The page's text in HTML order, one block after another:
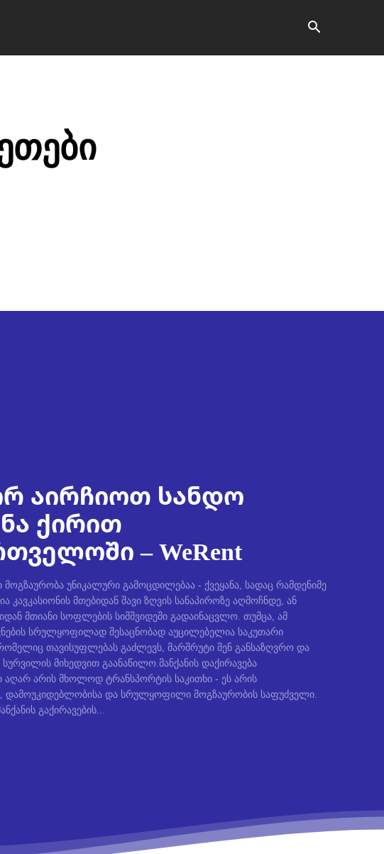
აირჩიოთ სანდო
ქირით
– WeRent
უნიკალური გამოცდილებაა - ქვეყანა, სადაც რამდენიმე
კავკასიონის მთებიდან შავი ზღვის სანაპიროზე აღმოჩნდე, ან
მთიანი სოფლების სიმშვიდეში გადაინაცვლო. თუმცა, ამ
სრულყოფილად შესაცნობად აუცილებელია საკუთარი
თავისუფლებას გაძლევს, მარშრუტი შენ განსაზღვრო და
მიხედვით გაანაწილო.მანქანის დაქირავება
აღარ არის მხოლოდ ტრანსპორტის საკითხი - ეს არის
დამოუკიდებლობისა და სრულყოფილი მოგზაურობის საფუძველი.
გაქირავების...